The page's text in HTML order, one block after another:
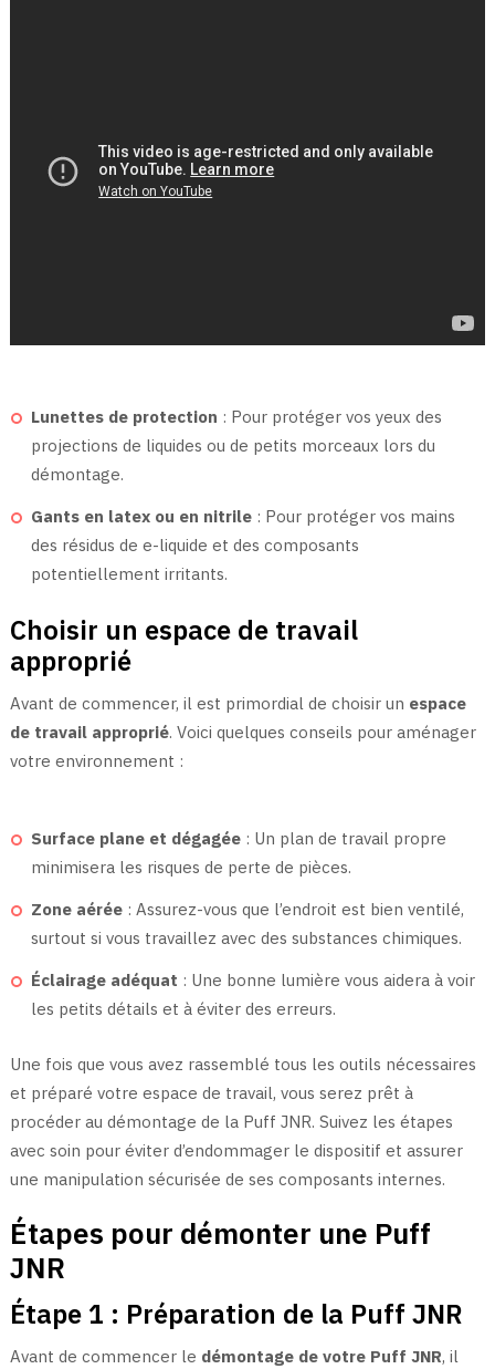
Lunettes de protection : Pour protéger vos yeux des
projections de liquides ou de petits morceaux lors du
démontage.
Gants en latex ou en nitrile : Pour protéger vos mains
des résidus de e-liquide et des composants
potentiellement irritants.
Choisir un espace de travail
approprié
Avant de commencer, il est primordial de choisir un espace
de travail approprié. Voici quelques conseils pour aménager
votre environnement :
Surface plane et dégagée : Un plan de travail propre
minimisera les risques de perte de pièces.
Zone aérée : Assurez-vous que l’endroit est bien ventilé,
surtout si vous travaillez avec des substances chimiques.
Éclairage adéquat : Une bonne lumière vous aidera à voir
les petits détails et à éviter des erreurs.
Une fois que vous avez rassemblé tous les outils nécessaires
et préparé votre espace de travail, vous serez prêt à
procéder au démontage de la Puff JNR. Suivez les étapes
avec soin pour éviter d’endommager le dispositif et assurer
une manipulation sécurisée de ses composants internes.
Étapes pour démonter une Puff
JNR
Étape 1 : Préparation de la Puff JNR
Avant de commencer le démontage de votre Puff JNR, il